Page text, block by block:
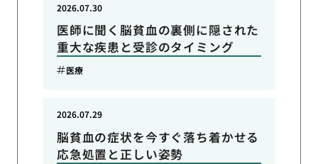
医師に聞く脳貧血の裏側に隠された
重大な疾患と受診のタイミング
2026.07.30
医療
脳貧血の症状を今すぐ落ち着かせる
応急処置と正しい姿勢
2026.07.29